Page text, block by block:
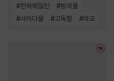
#천하제일인 #빙의물
#사이다물 #고독함 #마교